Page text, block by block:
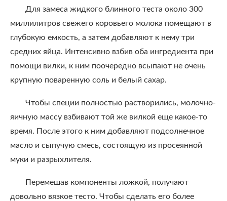
Для замеса жидкого блинного теста около 300
миллилитров свежего коровьего молока помещают в
глубокую емкость, а затем добавляют к нему три
средних яйца. Интенсивно взбив оба ингредиента при
помощи вилки, к ним поочередно всыпают не очень
крупную поваренную соль и белый сахар.
Чтобы специи полностью растворились, молочно-
яичную массу взбивают той же вилкой еще какое-то
время. После этого к ним добавляют подсолнечное
масло и сыпучую смесь, состоящую из просеянной
муки и разрыхлителя.
Перемешав компоненты ложкой, получают
довольно вязкое тесто. Чтобы сделать его более